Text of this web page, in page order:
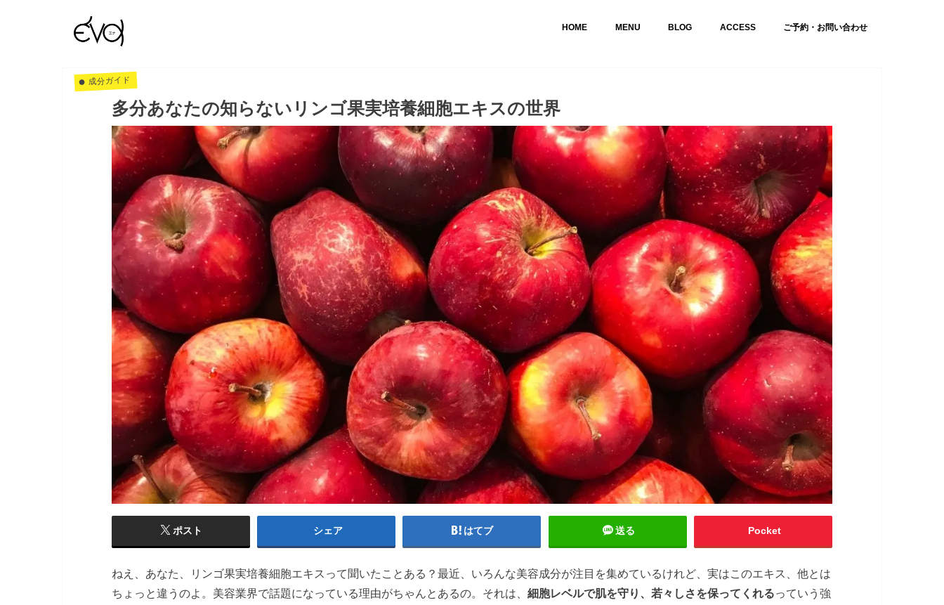
HOME MENU BLOG ACCESS ご予約・お問い合わせ
成分ガイド
多分あなたの知らないリンゴ果実培養細胞エキスの世界
ポスト シェア はてブ 送る Pocket
ねえ、あなた、リンゴ果実培養細胞エキスって聞いたことある？最近、いろんな美容成分が注目を集めているけれど、実はこのエキス、他とは
ちょっと違うのよ。美容業界で話題になっている理由がちゃんとあるの。それは、 細胞レベルで肌を守り、若々しさを保ってくれるっていう強